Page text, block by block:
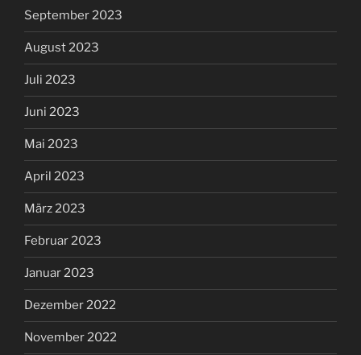
September 2023
August 2023
Juli 2023
Juni 2023
Mai 2023
April 2023
März 2023
Februar 2023
Januar 2023
Dezember 2022
November 2022